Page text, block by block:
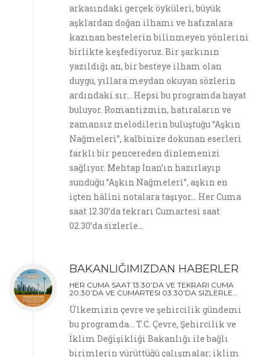
arkasındaki gerçek öyküleri, büyük
aşklardan doğan ilhamı ve hafızalara
kazınan bestelerin bilinmeyen yönlerini
birlikte keşfediyoruz. Bir şarkının
yazıldığı an, bir besteye ilham olan
duygu, yıllara meydan okuyan sözlerin
ardındaki sır… Hepsi bu programda hayat
buluyor. Romantizmin, hatıraların ve
zamansız melodilerin buluştuğu “Aşkın
Nağmeleri”, kalbinize dokunan eserleri
farklı bir pencereden dinlemenizi
sağlıyor. Mehtap İnan’ın hazırlayıp
sunduğu “Aşkın Nağmeleri”, aşkın en
içten hâlini notalara taşıyor… Her Cuma
saat 12.30’da tekrarı Cumartesi saat
02.30’da sizlerle…
BAKANLIĞIMIZDAN HABERLER
HER CUMA SAAT 13.30’DA VE TEKRARI CUMA
20.30’DA VE CUMARTESI 03.30’DA SIZLERLE…
Ülkemizin çevre ve şehircilik gündemi
bu programda… T.C. Çevre, Şehircilik ve
İklim Değişikliği Bakanlığı ile bağlı
birimlerin yürüttüğü çalışmalar; iklim